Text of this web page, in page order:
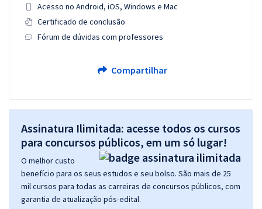
Acesso no Android, iOS, Windows e Mac
Certificado de conclusão
Fórum de dúvidas com professores
Compartilhar
Assinatura Ilimitada: acesse todos os cursos
para concursos públicos, em um só lugar!
O melhor custo
benefício para os seus estudos e seu bolso. São mais de 25
mil cursos para todas as carreiras de concursos públicos, com
garantia de atualização pós-edital.